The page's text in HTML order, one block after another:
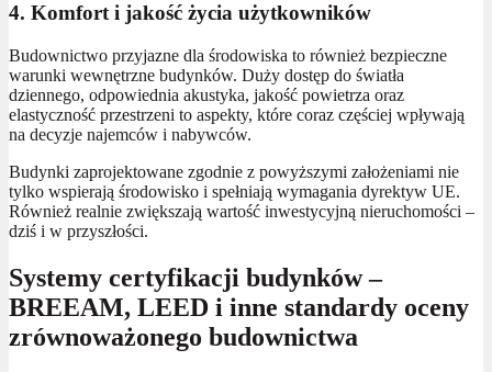
4. Komfort i jakość życia użytkowników
Budownictwo przyjazne dla środowiska to również bezpieczne
warunki wewnętrzne budynków. Duży dostęp do światła
dziennego, odpowiednia akustyka, jakość powietrza oraz
elastyczność przestrzeni to aspekty, które coraz częściej wpływają
na decyzje najemców i nabywców.
Budynki zaprojektowane zgodnie z powyższymi założeniami nie
tylko wspierają środowisko i spełniają wymagania dyrektyw UE.
Również realnie zwiększają wartość inwestycyjną nieruchomości –
dziś i w przyszłości.
Systemy certyfikacji budynków –
BREEAM, LEED i inne standardy oceny
zrównoważonego budownictwa